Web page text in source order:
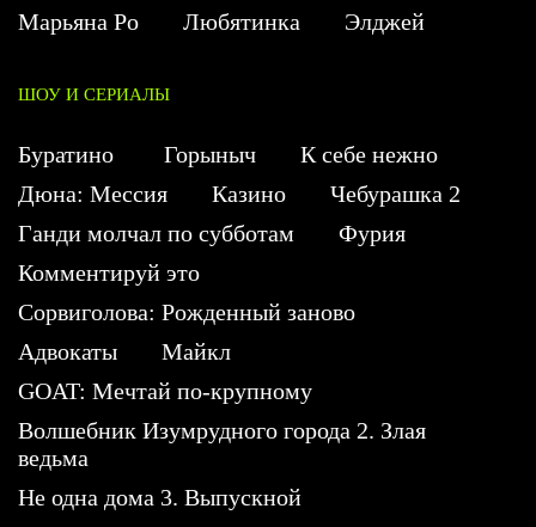
Марьяна Ро
Любятинка Элджей
ШОУ И СЕРИАЛЫ
Буратино Горыныч
К себе нежно
Дюна: Мессия
Казино
Чебурашка 2
Ганди молчал по субботам
Фурия
Комментируй это
Сорвиголова: Рожденный заново
Адвокаты
Майкл
GOAT: Мечтай по-крупному
Волшебник Изумрудного города 2. Злая
ведьма
Не одна дома 3. Выпускной